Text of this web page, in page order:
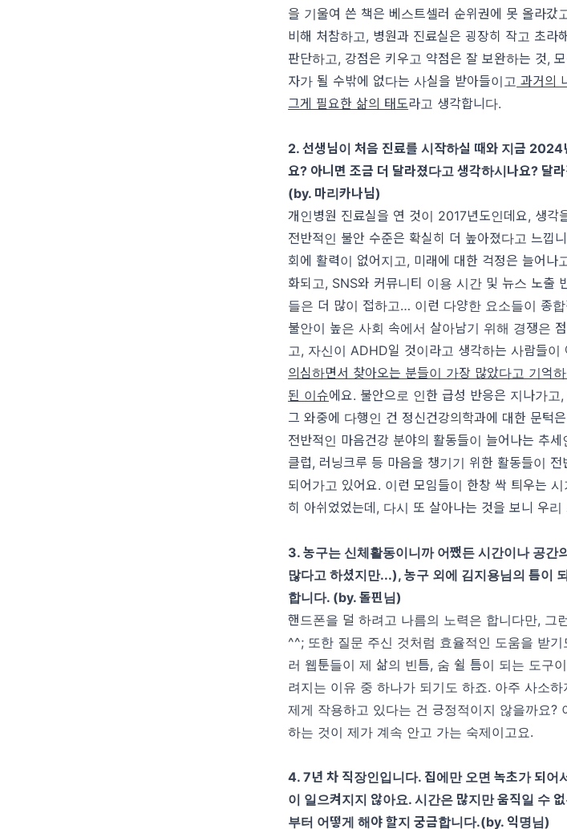
을 기울여 쓴 책은 베스트셀러 순위권에 못 올라갔
비해 처참하고, 병원과 진료실은 굉장히 작고 초라
판단하고, 강점은 키우고 약점은 잘 보완하는 것,
자가 될 수밖에 없다는 사실을 받아들이고 과거의
그게 필요한 삶의 태도라고 생각합니다.
2.선생님이 처음 진료를 시작하실 때와 지금 2024
요? 아니면 조금 더 달라졌다고 생각하시나요? 달
(by. 마리카나님)
개인병원 진료실을 연 것이 2017년도인데요, 생각
전반적인 불안 수준은 확실히 더 높아졌다고 느낍
회에 활력이 없어지고, 미래에 대한 걱정은 늘어나
화되고, SNS와 커뮤니티 이용 시간 및 뉴스 노출
들은 더 많이 접하고… 이런 다양한 요소들이 종
불안이 높은 사회 속에서 살아남기 위해 경쟁은
고, 자신이 ADHD일 것이라고 생각하는 사람들이
의심하면서 찾아오는 분들이 가장 많았다고 기억
된 이슈에요. 불안으로 인한 급성 반응은 지나가고,
그 와중에 다행인 건 정신건강의학과에 대한 문턱
전반적인 마음건강 분야의 활동들이 늘어나는 추
클럽, 러닝크루 등 마음을 챙기기 위한 활동들이
되어가고 있어요. 이런 모임들이 한창 싹 틔우는
히 아쉬었었는데, 다시 또 살아나는 것을 보니 우
3.농구는 신체활동이니까 어쨌든 시간이나 공간
많다고 하셨지만...),농구 외에 김지용님의 틈이
합니다. (by.돌핀님)
핸드폰을 덜 하려고 나름의 노력은 합니다만, 그
^^; 또한 질문 주신 것처럼 효율적인 도움을 받기
러 웹툰들이 제 삶의 빈틈, 숨 쉴 틈이 되는 도구
려지는 이유 중 하나가 되기도 하죠. 아주 사소하
제게 작용하고 있다는 건 긍정적이지 않을까요?
하는 것이 제가 계속 안고 가는 숙제이고요.
4. 7년 차 직장인입니다. 집에만 오면 녹초가 되어
이 일으켜지지 않아요.시간은 많지만 움직일 수
부터 어떻게 해야 할지 궁금합니다.(by. 익명님)